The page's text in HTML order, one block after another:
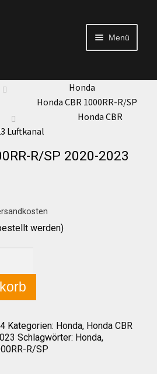
Menü
Honda
Honda CBR 1000RR-R/SP
Honda CBR
Luftkanal
R/SP 2020-2023
werden)
Kategorien: Honda, Honda CBR
Schlagwörter: Honda,
R/SP